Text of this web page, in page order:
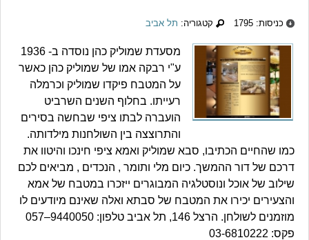
כניסות: 1795 קטגוריה: תל אביב
מסעדת שמוליק כהן נוסדה ב- 1936
ע"י רבקה אמו של שמוליק כהן כאשר
על המטבח פיקדו שמוליק וכרמלה
רעייתו. בחלוף השנים השרביט
הועברה לבתו ציפי שבחשה בסירים
והתרוצצה בין השולחנות מילדותה.
כמו שהחיים הכתיבו, סבא שמוליק ואמא ציפי חינכו והיטוו את
דרכם של דור ההמשך. כיום מלי ותומר , הנכדים , מביאים לכם
שילוב של אוכל ונוסטלגיה המבוגרים ייזכרו במטבח של אמא
והצעירים יכירו את המטבח של סבתא ואלה שאינם מיודעים לו
מוזמנים לשולחן. הרצל 146, תל אביב טלפון: 9440050–057
פקס: 03-6810222